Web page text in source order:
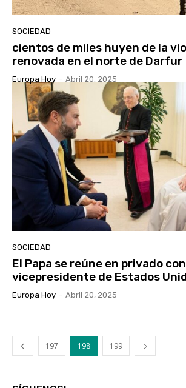
SOCIEDAD
cientos de miles huyen de la
renovada en el norte de Darfur
Europa Hoy - Abril 20, 2025
SOCIEDAD
El Papa se reúne en privado con
vicepresidente de Estados
Europa Hoy - Abril 20, 2025
197 198 199